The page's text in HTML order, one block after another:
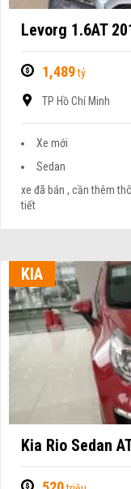
Levorg 1.6AT
1,489tỷ
TP Hồ Chí Minh
Xe mới
Sedan
xe đã bán , cần thêm
tiết
KIA
Kia Rio Sedan